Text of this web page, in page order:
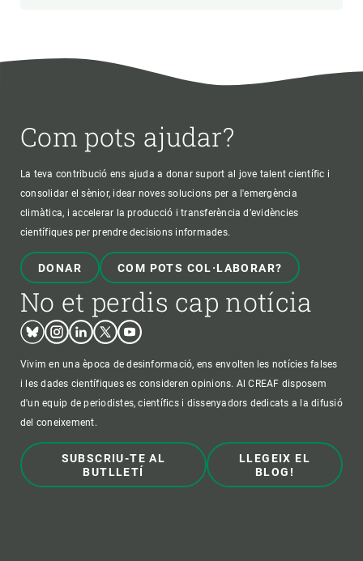
Com pots ajudar?
La teva contribució ens ajuda a donar suport al jove talent científic i
consolidar el sènior, idear noves solucions per a l'emergència
climàtica, i accelerar la producció i transferència d’evidències
científiques per prendre decisions informades.
DONAR COM POTS COL·LABORAR?
No et perdis cap notícia
BlueskyInstagram
LinkedinTwitterYoutube
Vivim en una època de desinformació, ens envolten les notícies falses
i les dades científiques es consideren opinions. Al CREAF disposem
d'un equip de periodistes, científics i dissenyadors dedicats a la difusió
del coneixement.
SUBSCRIU-TE AL
BUTLLETÍ
LLEGEIX EL
BLOG!